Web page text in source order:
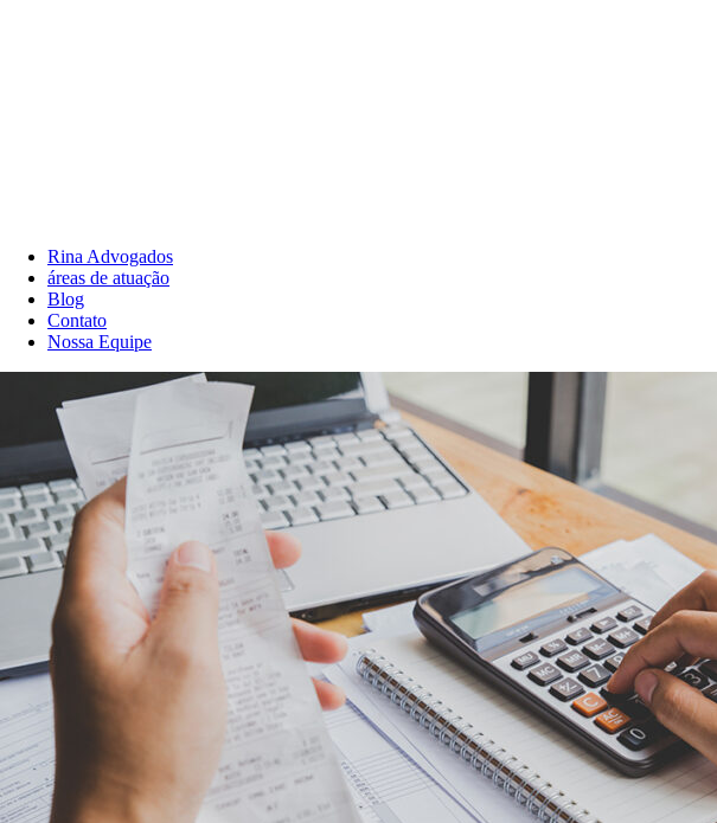
Rina Advogados
áreas de atuação
Blog
Contato
Nossa Equipe